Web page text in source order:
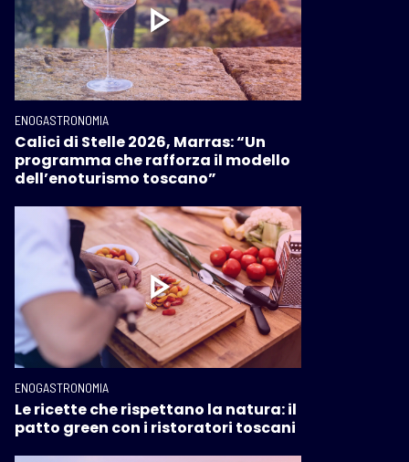
ENOGASTRONOMIA
Calici di Stelle 2026, Marras: “Un
programma che rafforza il modello
dell’enoturismo toscano”
ENOGASTRONOMIA
Le ricette che rispettano la natura: il
patto green con i ristoratori toscani